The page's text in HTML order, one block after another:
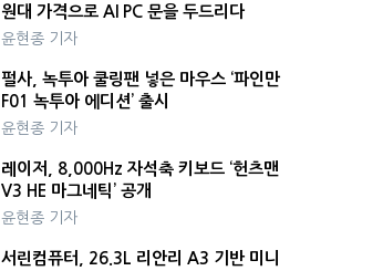
원대 가격으로 AI PC 문을 두드리다
윤현종 기자
펄사, 녹투아 쿨링팬 넣은 마우스 ‘파인만
F01 녹투아 에디션’ 출시
윤현종 기자
레이저, 8,000Hz 자석축 키보드 ‘헌츠맨
V3 HE 마그네틱’ 공개
윤현종 기자
서린컴퓨터, 26.3L 리안리 A3 기반 미니